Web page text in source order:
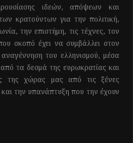
ιδεών, απόψεων και
κρατούντων για την πολιτική,
την επιστήμη, τις τέχνες, τον
σκοπό έχει να συμβάλλει στον
του ελληνισμού, μέσα
τα δεσμά της ευρωκρατίας και
της χώρας μας από τις ξένες
και την υπανάπτυξη που την έχουν